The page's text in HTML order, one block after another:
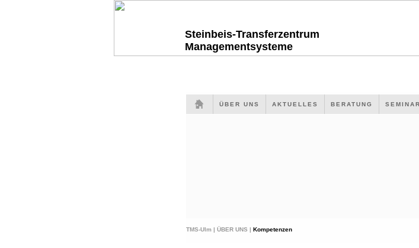
Steinbeis-Transferzentrum
Managementsysteme
ÜBER UNS AKTUELLES BERATUNG
TMS-Ulm | ÜBER UNS | Kompetenzen